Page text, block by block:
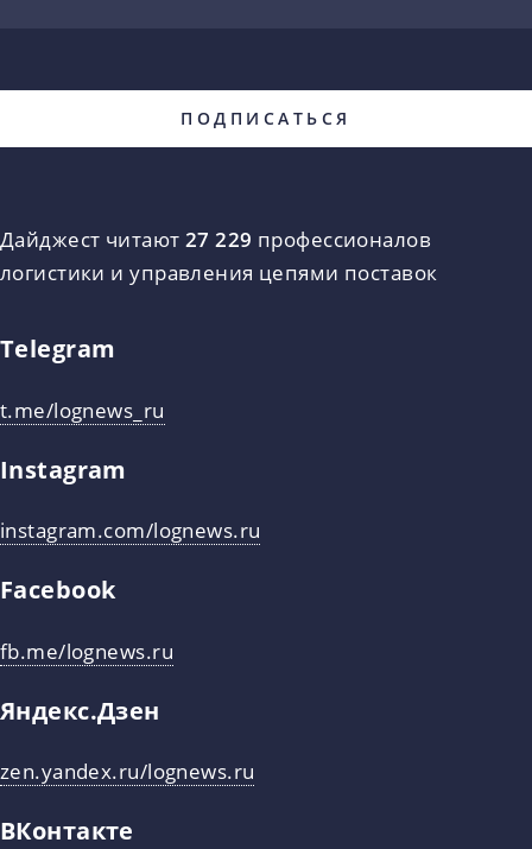
Дайджест читают 27 229 профессионалов
логистики и управления цепями поставок
Telegram
t.me/lognews_ru
Instagram
instagram.com/lognews.ru
Facebook
fb.me/lognews.ru
Яндекс.Дзен
zen.yandex.ru/lognews.ru
ВКонтакте